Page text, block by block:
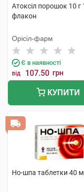
Атоксіл порошок 10 г
флакон
Орісіл-фарм
Є в наявності
від 107.50 грн
КУПИТИ
Но-шпа таблетки 40